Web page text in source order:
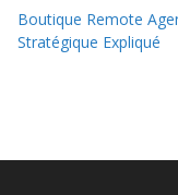
Boutique Remote
Stratégique Expliqué